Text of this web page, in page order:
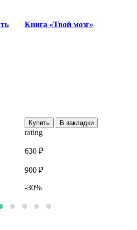
Книга «Твой мозг»
Купить В закладки
rating
630 ₽
900 ₽
-30%